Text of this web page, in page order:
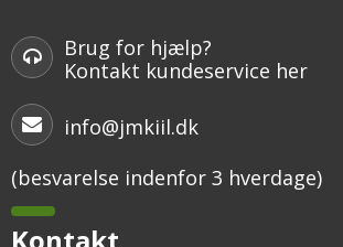
Brug for hjælp?
Kontakt kundeservice her
info@jmkiil.dk
(besvarelse indenfor 3 hverdage)
Kontakt